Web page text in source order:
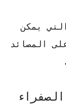
يمكن
المصائد